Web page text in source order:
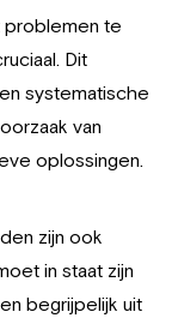
problemen te
Dit
systematische
van
oplossingen.
zijn ook
in staat zijn
begrijpelijk uit